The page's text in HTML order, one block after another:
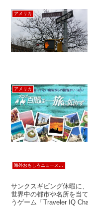
アメリカ
アメリカ
サンクスギビング休暇に
世界中の都市や名所を当
うゲーム「Traveler IQ